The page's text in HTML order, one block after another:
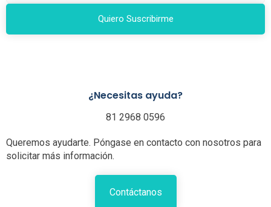
Quiero Suscribirme
¿Necesitas ayuda?
81 2968 0596
Queremos ayudarte. Póngase en contacto con nosotros para
solicitar más información.
Contáctanos